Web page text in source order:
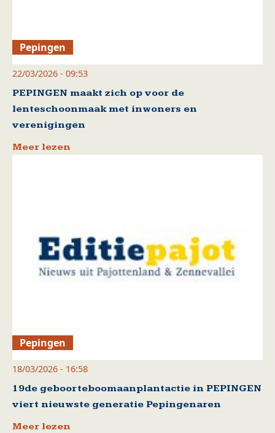
Pepingen
22/03/2026 - 09:53
PEPINGEN maakt zich op voor de
lenteschoonmaak met inwoners en
verenigingen
Meer lezen
Pepingen
18/03/2026 - 16:58
19de geboorteboomaanplantactie in PEPINGEN
viert nieuwste generatie Pepingenaren
Meer lezen